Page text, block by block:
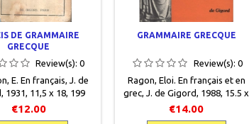
DE GRAMMAIRE
GRECQUE
Review(s):0
E. En français, J. de
1931, 11,5 x 18, 199
occasion.Correct,
bleu fatigué, pièce
€12.00
GRAMMAIRE GRECQUE
Review(s): 0
Ragon, Eloi. En français et en
grec , J. de Gigord , 1988 , 15.5 x
21.5, VI + 282
pages , relié , occasion .Bon état.
€14.00